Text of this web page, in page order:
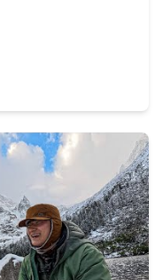
:
카메라: